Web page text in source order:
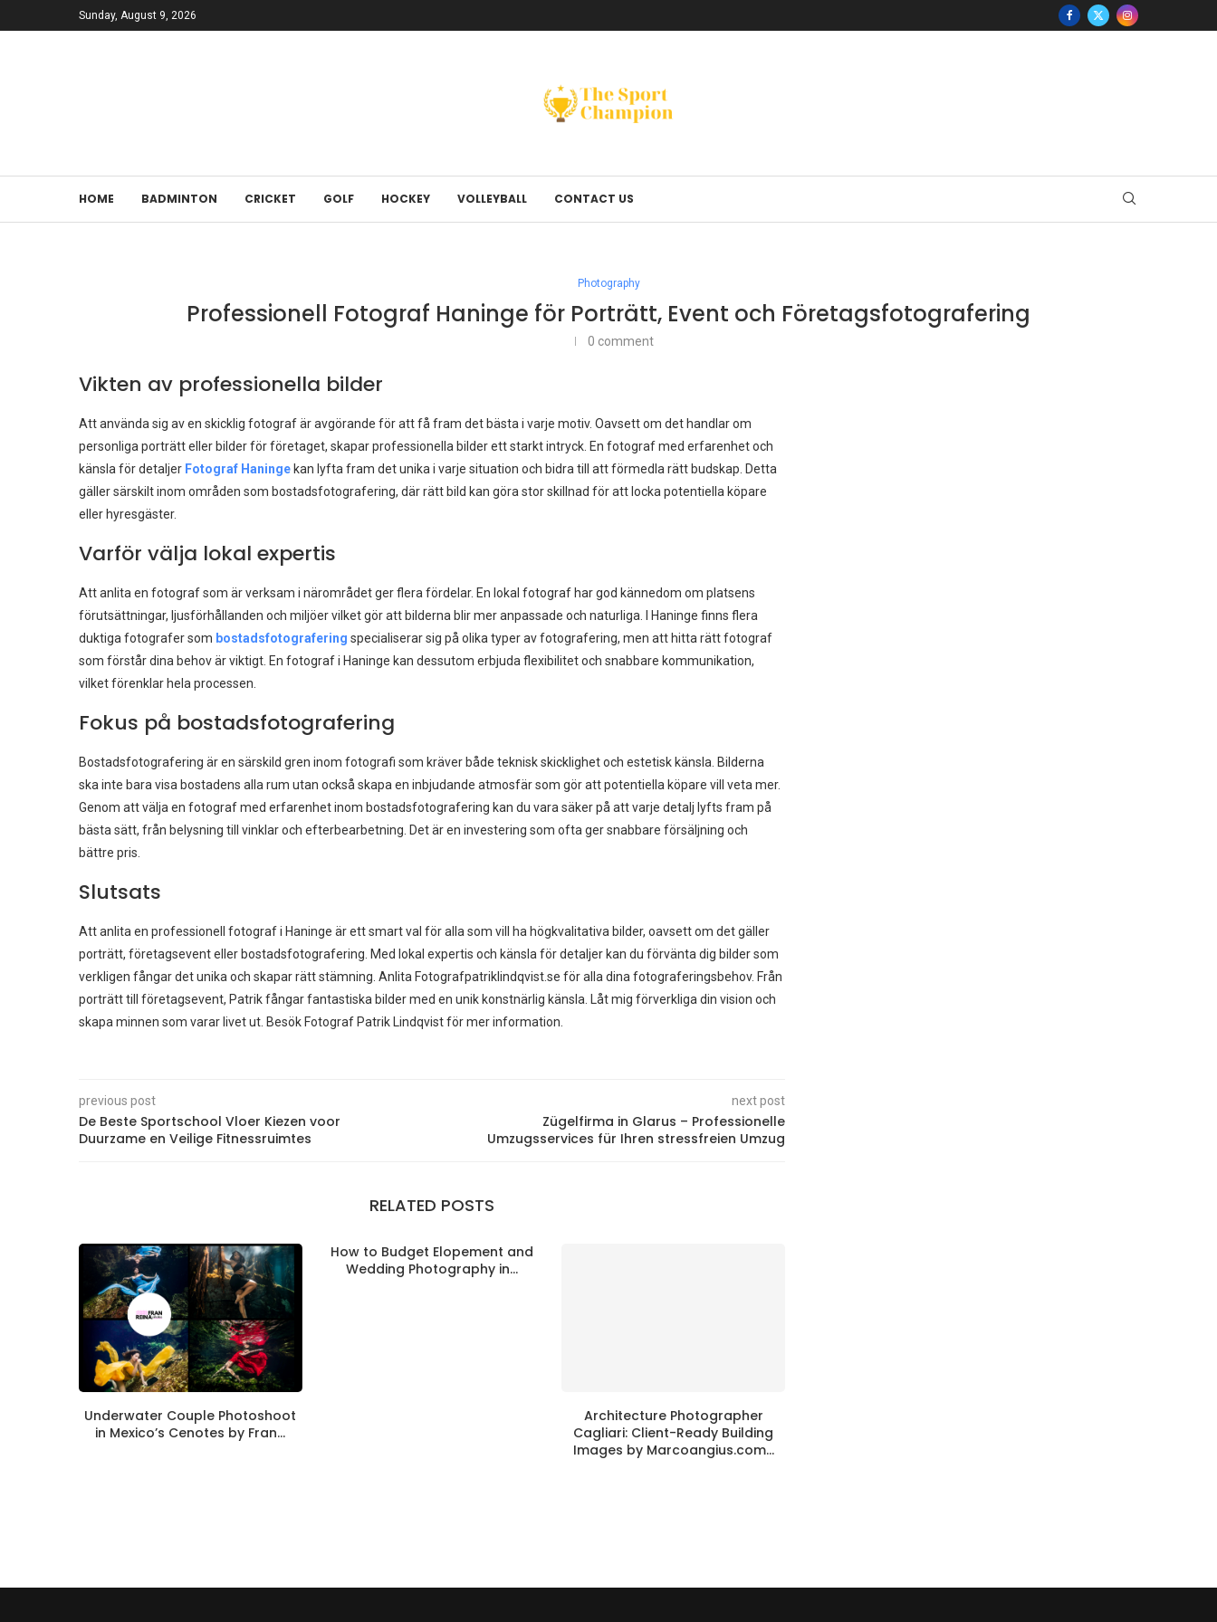
Sunday, August 9, 2026
HOME BADMINTON CRICKET GOLF HOCKEY VOLLEYBALL CONTACT US
Photography
Professionell Fotograf Haninge för Porträtt, Event och Företagsfotografering
0 comment
Vikten av professionella bilder
Att använda sig av en skicklig fotograf är avgörande för att få fram det bästa i varje motiv. Oavsett om det handlar om
personliga porträtt eller bilder för företaget, skapar professionella bilder ett starkt intryck. En fotograf med erfarenhet och
känsla för detaljer Fotograf Haninge kan lyfta fram det unika i varje situation och bidra till att förmedla rätt budskap. Detta
gäller särskilt inom områden som bostadsfotografering, där rätt bild kan göra stor skillnad för att locka potentiella köpare
eller hyresgäster.
Varför välja lokal expertis
Att anlita en fotograf som är verksam i närområdet ger flera fördelar. En lokal fotograf har god kännedom om platsens
förutsättningar, ljusförhållanden och miljöer vilket gör att bilderna blir mer anpassade och naturliga. I Haninge finns flera
duktiga fotografer som bostadsfotografering specialiserar sig på olika typer av fotografering, men att hitta rätt fotograf
som förstår dina behov är viktigt. En fotograf i Haninge kan dessutom erbjuda flexibilitet och snabbare kommunikation,
vilket förenklar hela processen.
Fokus på bostadsfotografering
Bostadsfotografering är en särskild gren inom fotografi som kräver både teknisk skicklighet och estetisk känsla. Bilderna
ska inte bara visa bostadens alla rum utan också skapa en inbjudande atmosfär som gör att potentiella köpare vill veta mer.
Genom att välja en fotograf med erfarenhet inom bostadsfotografering kan du vara säker på att varje detalj lyfts fram på
bästa sätt, från belysning till vinklar och efterbearbetning. Det är en investering som ofta ger snabbare försäljning och
bättre pris.
Slutsats
Att anlita en professionell fotograf i Haninge är ett smart val för alla som vill ha högkvalitativa bilder, oavsett om det gäller
porträtt, företagsevent eller bostadsfotografering. Med lokal expertis och känsla för detaljer kan du förvänta dig bilder som
verkligen fångar det unika och skapar rätt stämning. Anlita Fotografpatriklindqvist.se för alla dina fotograferingsbehov. Från
porträtt till företagsevent, Patrik fångar fantastiska bilder med en unik konstnärlig känsla. Låt mig förverkliga din vision och
skapa minnen som varar livet ut. Besök Fotograf Patrik Lindqvist för mer information.
previous post
De Beste Sportschool Vloer Kiezen voor
Duurzame en Veilige Fitnessruimtes
next post
Zügelfirma in Glarus – Professionelle
Umzugsservices für Ihren stressfreien Umzug
RELATED POSTS
Underwater Couple Photoshoot
in Mexico’s Cenotes by Fran...
How to Budget Elopement and
Wedding Photography in...
Architecture Photographer
Cagliari: Client-Ready Building
Images by Marcoangius.com...